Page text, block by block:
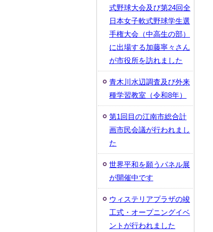
式野球大会及び第24回全
日本女子軟式野球学生選
手権大会（中高生の部）
に出場する加藤寧々さん
が市役所を訪れました
青木川水辺調査及び外来
種学習教室（令和8年）
第1回目の江南市総合計
画市民会議が行われまし
た
世界平和を願うパネル展
が開催中です
ウィステリアプラザの竣
工式・オープニングイベ
ントが行われました